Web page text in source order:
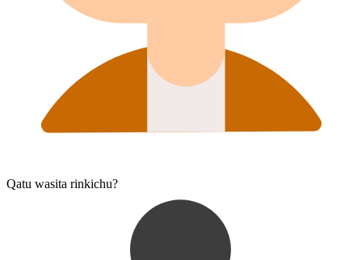
Qatu wasi⁠ta rinkichu?